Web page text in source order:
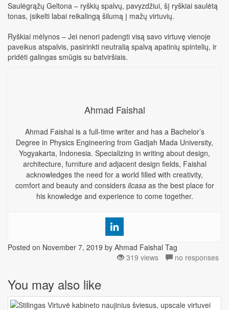
Saulėgrąžų Geltona – ryškių spalvų, pavyzdžiui, šį ryškiai saulėtą
tonas, įsikelti labai reikalingą šilumą į mažų virtuvių.
Ryškiai mėlynos – Jei nenori padengti visą savo virtuvę vienoje
paveikus atspalvis, pasirinkti neutralią spalvą apatinių spintelių, ir
pridėti galingas smūgis su batviršiais.
Ahmad Faishal
Ahmad Faishal is a full-time writer and has a Bachelor’s
Degree in Physics Engineering from Gadjah Mada University,
Yogyakarta, Indonesia. Specializing in writing about design,
architecture, furniture and adjacent design fields, Faishal
acknowledges the need for a world filled with creativity,
comfort and beauty and considers ilcasaas the best place for
his knowledge and experience to come together.
Posted on November 7, 2019 by Ahmad Faishal Tag
319 views
no responses
You may also like